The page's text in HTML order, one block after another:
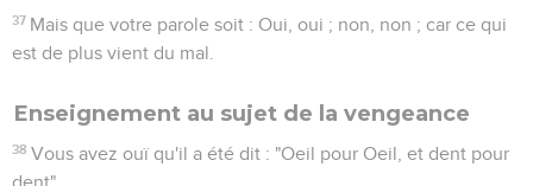
37 Mais que votre parole soit : Oui, oui ; non, non ; car ce qui
est de plus vient du mal.
Enseignement au sujet de la vengeance
38 Vous avez ouï qu'il a été dit : "Oeil pour Oeil, et dent pour
dent".